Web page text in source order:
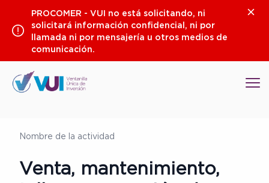
contenido
PROCOMER - VUI no está solicitando, ni
solicitará información confidencial, ni por
llamada ni por mensajería u otros medios de
comunicación.
Nombre de la actividad
Venta, mantenimiento,